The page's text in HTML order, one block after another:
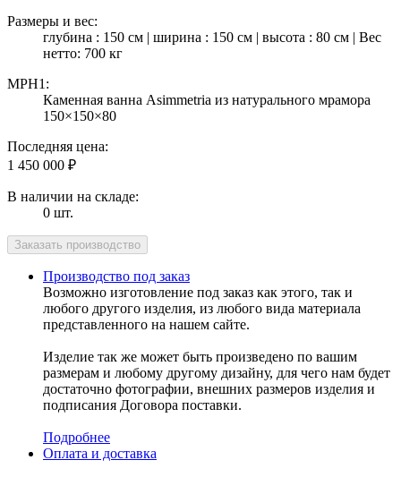
Размеры и вес:
глубина : 150 см | ширина : 150 см | высота : 80 см | Вес
нетто: 700 кг
MPH1:
Каменная ванна Asimmetria из натурального мрамора
150×150×80
Последняя цена:
1 450 000 ₽
В наличии на складе:
0 шт.
Производство под заказ
Возможно изготовление под заказ как этого, так и
любого другого изделия, из любого вида материала
представленного на нашем сайте.
Изделие так же может быть произведено по вашим
размерам и любому другому дизайну, для чего нам будет
достаточно фотографии, внешних размеров изделия и
подписания Договора поставки.
Подробнее
Оплата и доставка